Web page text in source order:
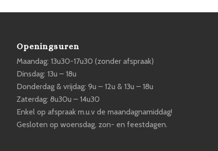
Openingsuren
Maandag: 13u30-17u30 (zonder afspraak)
Dinsdag: 13u – 18u
Donderdag & vrijdag: 9u – 12u & 13u – 18u
Zaterdag: 8u30u – 14u30
Enkel op afspraak m.u.v de maandagnamiddag!
Gesloten op woensdag, zon- en feestdagen.